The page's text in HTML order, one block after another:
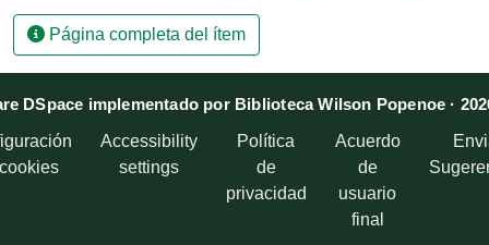
Página completa del ítem
DSpace implementado por Biblioteca Wilson Popenoe ·
Accessibility
settings
Política
de
privacidad
Acuerdo
de
usuario
final